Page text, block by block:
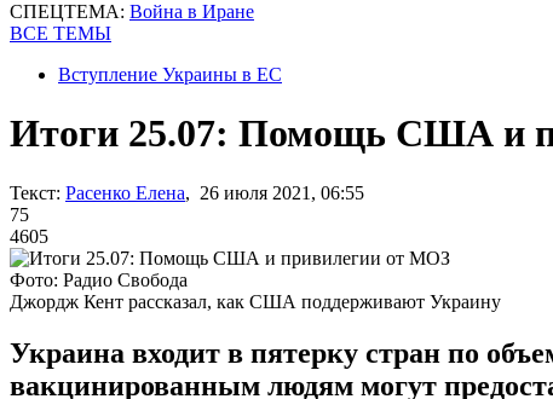
СПЕЦТЕМА: Война в Иране
ВСЕ ТЕМЫ
Вступление Украины в ЕС
Итоги 25.07: Помощь США и
Текст: Расенко Елена, 26 июля 2021, 06:55
75
4605
Фото: Радио Свобода
Джордж Кент рассказал, как США поддерживают Украину
Украина входит в пятерку стран по
вакцинированным людям могут